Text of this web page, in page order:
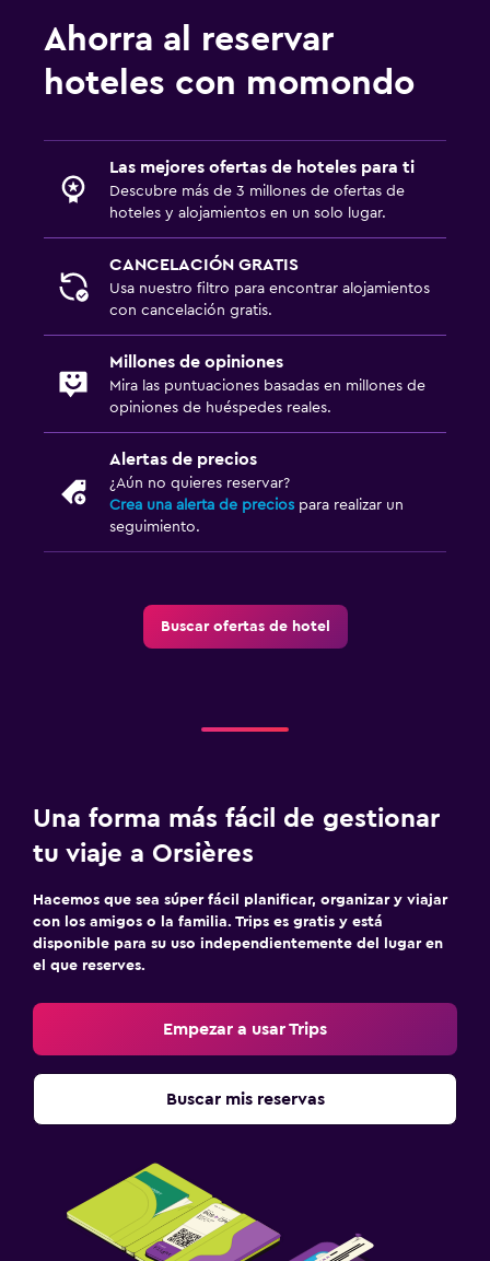
Ahorra al reservar
hoteles con momondo
Las mejores ofertas de hoteles para ti
Descubre más de 3 millones de ofertas de
hoteles y alojamientos en un solo lugar.
CANCELACIÓN GRATIS
Usa nuestro filtro para encontrar alojamientos
con cancelación gratis.
Millones de opiniones
Mira las puntuaciones basadas en millones de
opiniones de huéspedes reales.
Alertas de precios
¿Aún no quieres reservar?
Crea una alerta de precios para realizar un
seguimiento.
Buscar ofertas de hotel
Una forma más fácil de gestionar
tu viaje a Orsières
Hacemos que sea súper fácil planificar, organizar y viajar
con los amigos o la familia. Trips es gratis y está
disponible para su uso independientemente del lugar en
el que reserves.
Empezar a usar Trips
Buscar mis reservas